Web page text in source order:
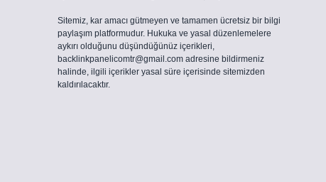
Sitemiz, kar amacı gütmeyen ve tamamen ücretsiz bir bilgi
paylaşım platformudur. Hukuka ve yasal düzenlemelere
aykırı olduğunu düşündüğünüz içerikleri,
backlinkpanelicomtr@gmail.comadresine bildirmeniz
halinde, ilgili içerikler yasal süre içerisinde sitemizden
kaldırılacaktır.